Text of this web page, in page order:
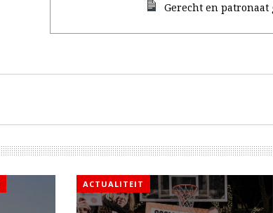
Gerecht en
ACTUALITEIT